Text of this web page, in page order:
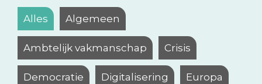
Alles Algemeen
Ambtelijk vakmanschap Crisis
Democratie Digitalisering Europa